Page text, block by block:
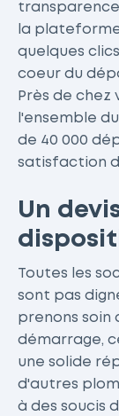
la
quelques
coeur du
Près de chez
l'ensemble
de 40 000
satisfaction
Un
Toutes les
sont pas
prenons soin
démarrage,
une solide
d'autres
à des soucis